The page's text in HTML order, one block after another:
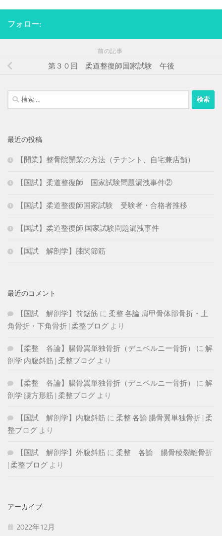
フォロー:
前の記事
第３０回 柔道整復師国家試験 午後
検
索:
最近の投稿
【開業】整骨院開業の方法（テナント、自宅兼店舗）
【国試】柔道整復師 国家試験問題漏洩事件②
【国試】柔道整復師国家試験 受験者・合格者推移
【国試】柔道整復師 国家試験問題漏洩事件
【国試 解剖学】膝関節筋
最近のコメント
【国試 解剖学】前鋸筋 に 柔整 各論 肩甲骨体部骨折・上
角骨折・下角骨折 | 柔整ブログ より
【柔整 各論】腸骨翼単独骨折（デュベルニー骨折） に 解
剖学 内腹斜筋 | 柔整ブログ より
【柔整 各論】腸骨翼単独骨折（デュベルニー骨折） に 解
剖学 腰方形筋 | 柔整ブログ より
【国試 解剖学】内腹斜筋 に 柔整 各論 腸骨翼単独骨折 | 柔
整ブログ より
【国試 解剖学】外腹斜筋 に 柔整 各論 腸骨稜裂離骨折
| 柔整ブログ より
アーカイブ
2022年12月